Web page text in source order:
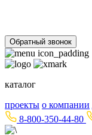
Обратный звонок
каталог
проекты о компании
8-800-350-44-80